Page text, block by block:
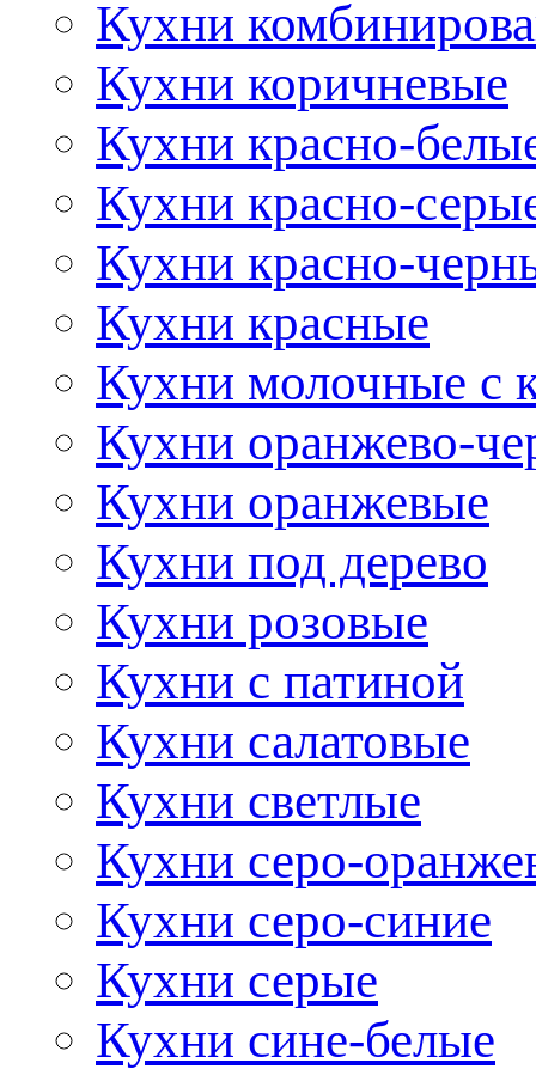
Кухни
Кухни коричневые
Кухни красно-
Кухни красно-
Кухни красно-
Кухни красные
Кухни молочные с
Кухни оранжево-
Кухни оранжевые
Кухни под дерево
Кухни розовые
Кухни с патиной
Кухни салатовые
Кухни светлые
Кухни серо-
Кухни серо-синие
Кухни серые
Кухни сине-белые